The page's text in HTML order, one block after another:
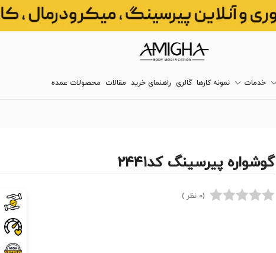
خدمات نمونه کارها گالری راهنمای خرید مقالات محصولات عمده
گوشواره پیرسینگ کد۲۴۴۱
(0 نظر )